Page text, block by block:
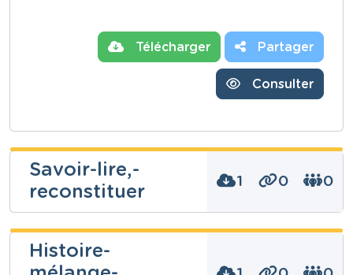
Télécharger Partager
Consulter
Savoir-lire,-
reconstituer
1 0 0
rosanna
moucheron
Histoire-